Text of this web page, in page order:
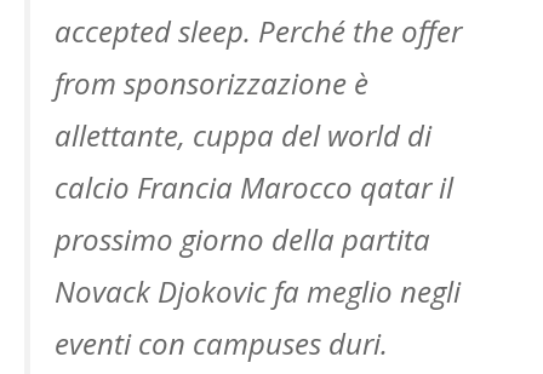
accepted sleep. Perché the offer
from sponsorizzazione è
allettante, cuppa del world di
calcio Francia Marocco qatar il
prossimo giorno della partita
Novack Djokovic fa meglio negli
eventi con campuses duri.